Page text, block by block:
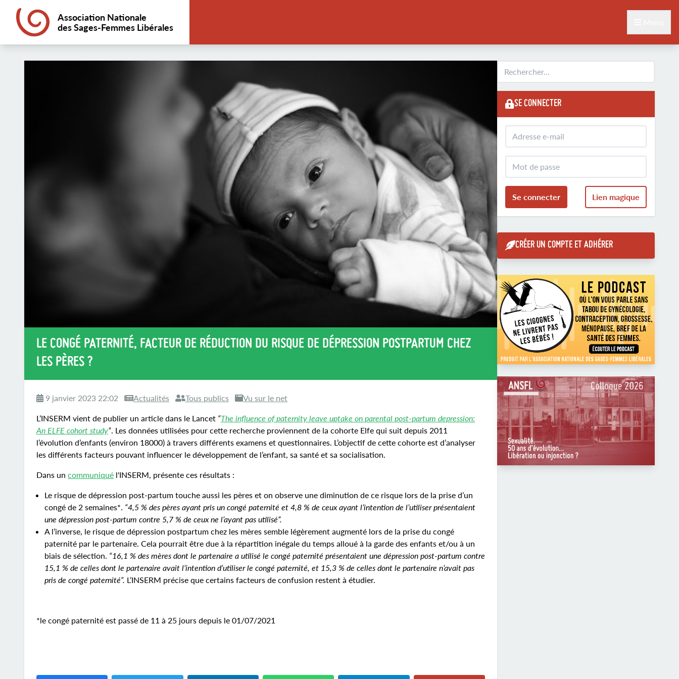
Association Nationale
des Sages-Femmes Libérales
LE CONGÉ PATERNITÉ, FACTEUR DE RÉDUCTION DU RISQUE DE DÉPRESSION POSTPARTUM CHEZ
LES PÈRES ?
9 janvier 2023 22:02 Actualités Tous publics Vu sur le net
L’INSERM vient de publier un article dans le Lancet “The influence of paternity leave uptake on parental post-partum depression:
An ELFE cohort study” . Les données utilisées pour cette recherche proviennent de la cohorte Elfe qui suit depuis 2011
l’évolution d’enfants (environ 18000) à travers différents examens et questionnaires. L’objectif de cette cohorte est d’analyser
les différents facteurs pouvant influencer le développement de l’enfant, sa santé et sa socialisation.
Dans un communiqué l'INSERM, présente ces résultats :
Le risque de dépression post-partum touche aussi les pères et on observe une diminution de ce risque lors de la prise d’un
congé de 2 semaines*. “4,5 % des pères ayant pris un congé paternité et 4,8 % de ceux ayant l’intention de l’utiliser présentaient
une dépression post-partum contre 5,7 % de ceux ne l’ayant pas utilisé”.
A l’inverse, le risque de dépression postpartum chez les mères semble légèrement augmenté lors de la prise du congé
paternité par le partenaire. Cela pourrait être due à la répartition inégale du temps alloué à la garde des enfants et/ou à un
biais de sélection. “16,1 % des mères dont le partenaire a utilisé le congé paternité présentaient une dépression post-partum contre
15,1 % de celles dont le partenaire avait l’intention d’utiliser le congé paternité, et 15,3 % de celles dont le partenaire n’avait pas
pris de congé paternité“. L’INSERM précise que certains facteurs de confusion restent à étudier.
*le congé paternité est passé de 11 à 25 jours depuis le 01/07/2021
SE CONNECTER
Se connecter Lien magique
CRÉER UN COMPTE ET ADHÉRER